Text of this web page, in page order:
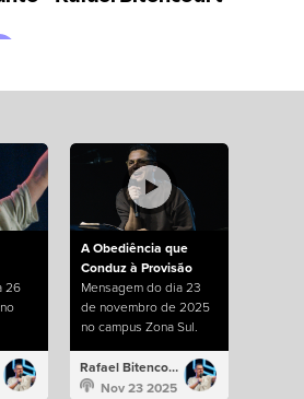
26
A Obediência que
Conduz à Provisão
Mensagem do dia 23
de novembro de 2025
no campus Zona Sul.
Rafael Bitencourt
Nov 23 2025